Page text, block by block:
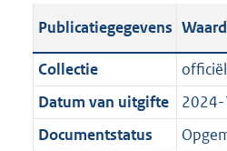
a
i
e
i
n
e
3
K
b
c
t
i
e
i
t
:
K
b
i
a
t
i
e
t
e
2
K
l
c
a
t
i
o
t
:
5
Publicatiegegevens
Collectie
Datum van uitgifte
Documentstatus